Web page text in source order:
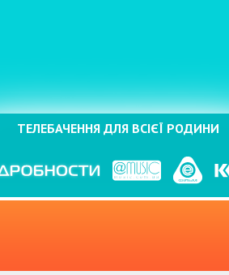
ТЕЛЕБАЧЕННЯ ДЛЯ ВСІЄЇ РОДИНИ